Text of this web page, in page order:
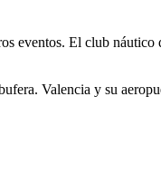
eventos. El club
Valencia y su